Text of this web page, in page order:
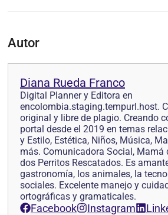
Autor
Diana Rueda Franco
Digital Planner y Editora en
encolombia.staging.tempurl.host.
original y libre de plagio. Creando
portal desde el 2019 en temas
y Estilo, Estética, Niños, Música,
más. Comunicadora Social, Mamá
dos Perritos Rescatados. Es
gastronomía, los animales, la
sociales. Excelente manejo y
ortográficas y gramaticales.
Facebook Instagram